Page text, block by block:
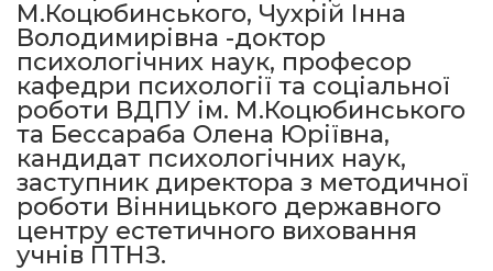
М.Коцюбинського, Чухрій Інна
Володимирівна -доктор
психологічних наук, професор
кафедри психології та соціальної
роботи ВДПУ ім. М.Коцюбинського
та Бессараба Олена Юріївна,
кандидат психологічних наук,
заступник директора з методичної
роботи Вінницького державного
центру естетичного виховання
учнів ПТНЗ.